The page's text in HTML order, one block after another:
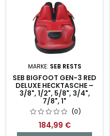
MARKE: SEB RESTS
SEB BIGFOOT GEN-3 RED
DELUXE HECKTASCHE –
3/8", 1/2", 5/8", 3/4",
7/8", 1"
(0)
184,99 €